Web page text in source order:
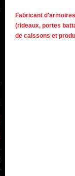
Fabricant
(rideaux, portes
de caissons et